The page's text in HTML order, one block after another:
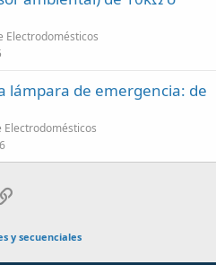
Electrodomésticos
lámpara de emergencia: de
Electrodomésticos
y secuenciales